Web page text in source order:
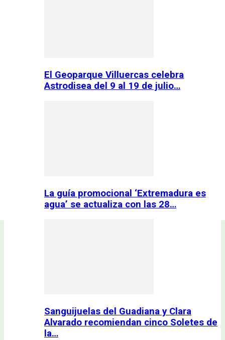
El Geoparque Villuercas celebra
Astrodisea del 9 al 19 de julio…
La guía promocional ‘Extremadura es
agua’ se actualiza con las 28…
Sanguijuelas del Guadiana y Clara
Alvarado recomiendan cinco Soletes de
la…